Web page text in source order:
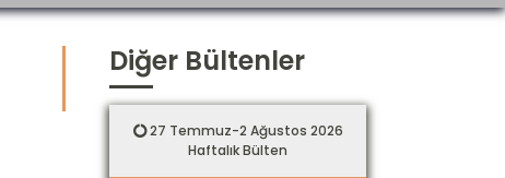
Diğer Bültenler
27 Temmuz-2 Ağustos 2026
Haftalık Bülten